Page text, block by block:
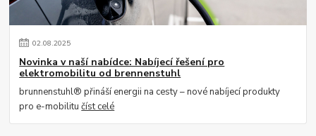
02.08.2025
Novinka v naší nabídce: Nabíjecí řešení pro
elektromobilitu od brennenstuhl
brunnenstuhl® přináší energii na cesty – nové nabíjecí produkty
pro e-mobilitučíst celé